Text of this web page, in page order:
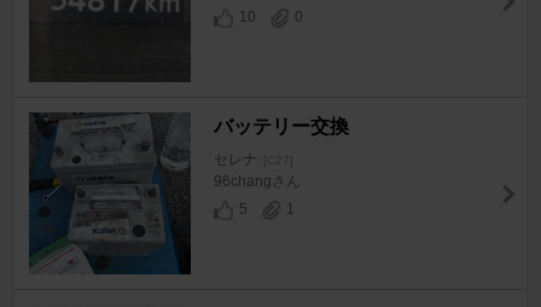
10
0
バッテリー交換
セレナ [C27]
96changさん
5
1